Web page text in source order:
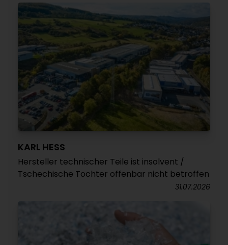
KARL HESS
Hersteller technischer Teile ist insolvent /
Tschechische Tochter offenbar nicht betroffen
31.07.2026